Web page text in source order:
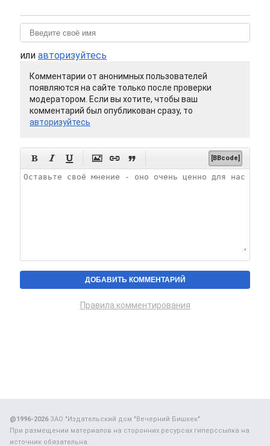
или авторизуйтесь
Комментарии от анонимных пользователей
появляются на сайте только после проверки
модератором. Если вы хотите, чтобы ваш
комментарий был опубликован сразу, то
авторизуйтесь
      [BBcode]
Правила комментирования
@1996-2026ЗАО "Издательский дом "Вечерний Бишкек"
При размещении материалов на сторонних ресурсах гиперссылка на
источник обязательна.